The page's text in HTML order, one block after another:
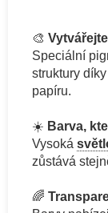
🎨
Speciální
struktury
papíru.
☀️ Barva,
Vysoká
zůstává
🌈